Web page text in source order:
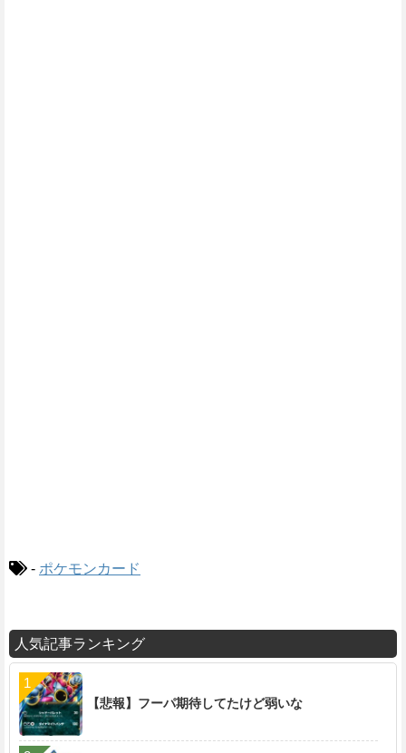
- ポケモンカード
人気記事ランキング
【悲報】フーパ期待してたけど弱いな